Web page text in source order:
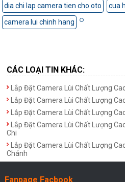
dia chi lap camera tien cho oto
cua
camera lui chinh hang
CÁC LOẠI TIN KHÁC:
Lắp Đặt Camera Lùi Chất Lượng
Lắp Đặt Camera Lùi Chất Lượng
Lắp Đặt Camera Lùi Chất Lượng
Lắp Đặt Camera Lùi Chất Lượng
Chi
Lắp Đặt Camera Lùi Chất Lượng
Chánh
Fanpage Facbook